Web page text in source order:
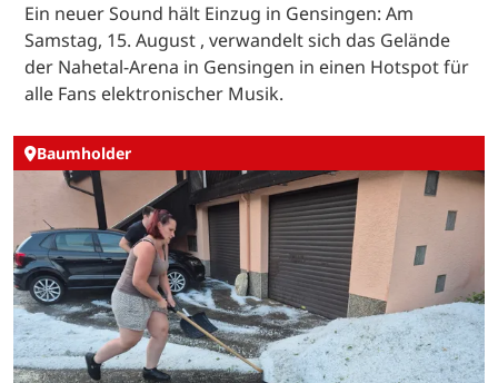
Ein neuer Sound hält Einzug in Gensingen: Am
Samstag, 15. August , verwandelt sich das Gelände
der Nahetal-Arena in Gensingen in einen Hotspot für
alle Fans elektronischer Musik.
Baumholder